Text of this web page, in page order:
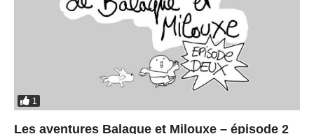
1
Les aventures Balaque et Milouxe – épisode 2